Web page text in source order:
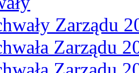
Zarządu
Zarządu